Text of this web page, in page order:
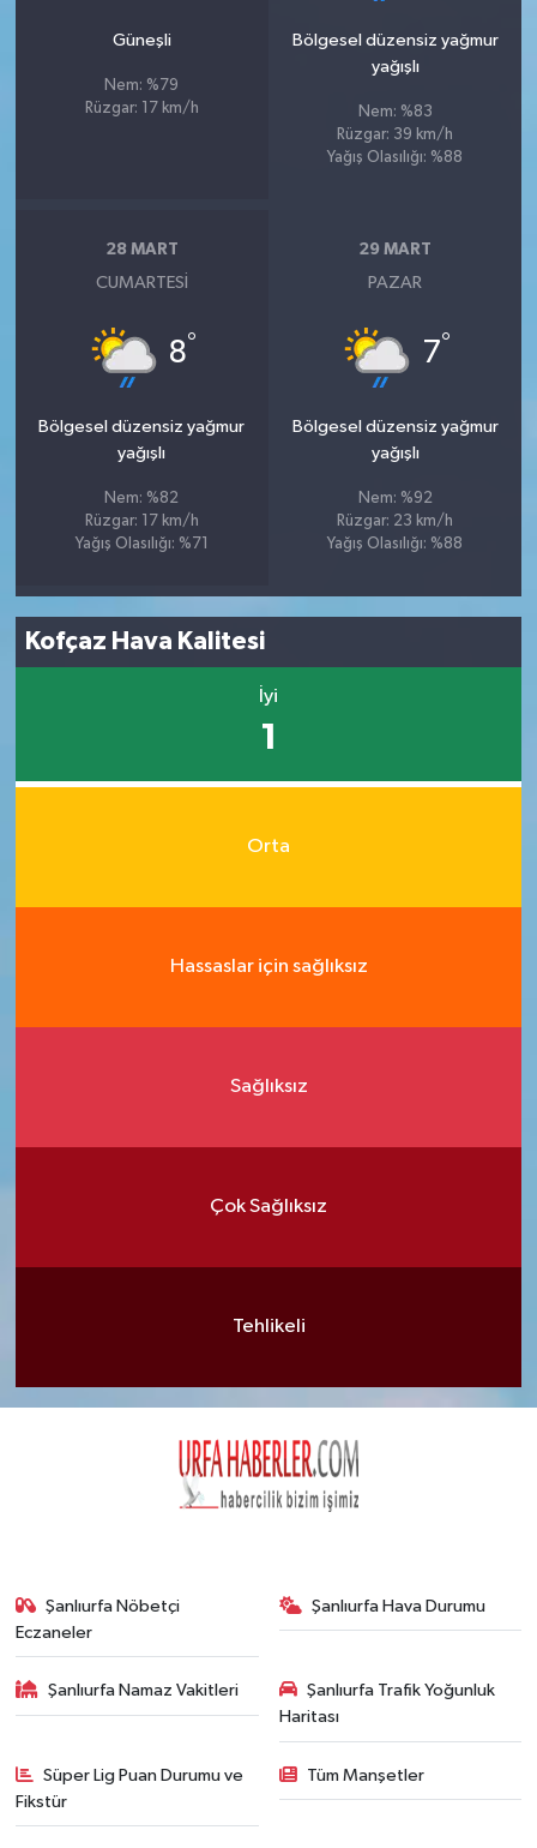
Güneşli
Nem: %79
Rüzgar: 17 km/h
Bölgesel düzensiz yağmur
yağışlı
Nem: %83
Rüzgar: 39 km/h
Yağış Olasılığı: %88
28 MART
CUMARTESI
8°
Bölgesel düzensiz yağmur
yağışlı
Nem: %82
Rüzgar: 17 km/h
Yağış Olasılığı: %71
29 MART
PAZAR
7°
Bölgesel düzensiz yağmur
yağışlı
Nem: %92
Rüzgar: 23 km/h
Yağış Olasılığı: %88
Kofçaz Hava Kalitesi
İyi
1
Orta
Hassaslar için sağlıksız
Sağlıksız
Çok Sağlıksız
Tehlikeli
Şanlıurfa Nöbetçi
Eczaneler
Şanlıurfa Hava Durumu
Şanlıurfa Namaz Vakitleri
Şanlıurfa Trafik Yoğunluk
Haritası
Süper Lig Puan Durumu ve
Fikstür
Tüm Manşetler